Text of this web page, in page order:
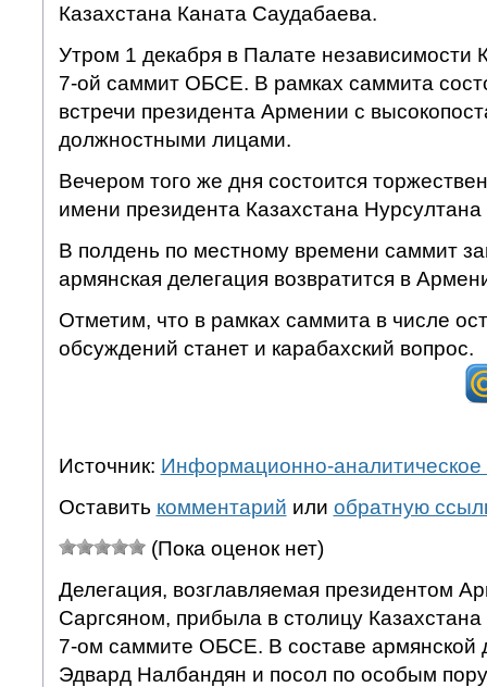
Казахстана Каната Саудабаева.
Утром 1 декабря в Палате независимости
7-ой саммит ОБСЕ. В рамках саммита
встречи президента Армении с
должностными лицами.
Вечером того же дня состоится
имени президента Казахстана
В полдень по местному времени саммит
армянская делегация возвратится в
Отметим, что в рамках саммита в числе
обсуждений станет и карабахский вопрос.
Источник: Информационно-аналитическое
Оставить комментарий или обратную
(Пока оценок нет)
Делегация, возглавляемая президентом
Саргсяном, прибыла в столицу Казахстана
7-ом саммите ОБСЕ. В составе армянской
Эдвард Налбандян и посол по особым